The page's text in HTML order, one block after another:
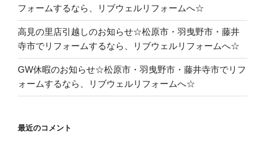
フォームするなら、リブウェルリフォームへ☆
高見の里店引越しのお知らせ☆松原市・羽曳野市・藤井
寺市でリフォームするなら、リブウェルリフォームへ☆
GW休暇のお知らせ☆松原市・羽曳野市・藤井寺市でリフ
ォームするなら、リブウェルリフォームへ☆
最近のコメント